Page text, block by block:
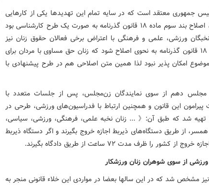
جمهوری معتقد است که در سایه تمام این تهدیدها یکی از کارهایی
که سعی شد در مجلس دهم صورت گیرد، اصلاح بند سوم ماده ۱۸ قانون گذرنامه به صورت یک طرح کارشناسی بود
ورزشی، علمی و فرهنگی با اعتراض برخی فعالان حقوق زنان نیز
مواجه شد که می‌خواستند این بند از ماده ۱۸ قانون گذرنامه به نحوی اصلاح شود که زنان حق مساوی با مردان برای
امکان پذیر نبود لذا همین متن اصلاحی هم در طرح پیشنهادی با
مجلس دهم از سوی نمایندگان زن‌مجلس، پس از جلسات متعدد با
این قانون و همچنین ارتباط با فدراسیون‌های ورزشی، طرحی در
۱۸ قانون گذرنامه تهیه شد که طبق آن:《 ... زنان نخبه علمی، فرهنگی، ورزشی، سیاسی،
از طریق دستگاه‌های ذیربط اجازه خروج بگیرند و اگر دستگاه ذیربط
را ظرف مدت ۷۲ ساعت از طریق دادگاه بگیرند.
از سوی شوهران زنان ورزشکار
مشخص شد که در این سالها بعضا در مواردی این خلاء قانونی منجر به